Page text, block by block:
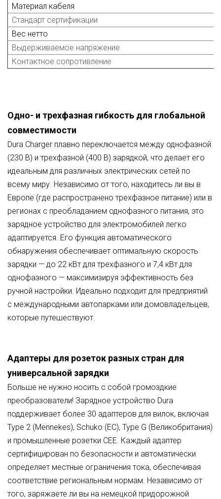
Материал кабеля
Стандарт сертификации
Вес нетто
Выдерживаемое напряжение
Контактное сопротивление
Одно- и трехфазная гибкость для глобальной
совместимости
Dura Charger плавно переключается между однофазной
(230 В) и трехфазной (400 В) зарядкой, что делает его
идеальным для различных электрических сетей по
всему миру. Независимо от того, находитесь ли вы в
Европе (где распространено трехфазное питание) или в
регионах с преобладанием однофазного питания, это
зарядное устройство для электромобилей легко
адаптируется. Его функция автоматического
обнаружения обеспечивает оптимальную скорость
зарядки — до 22 кВт для трехфазного и 7,4 кВт для
однофазного — максимизируя эффективность без
ручной настройки. Идеально подходит для предприятий
с международными автопарками или домовладельцев,
которые путешествуют.
Адаптеры для розеток разных стран для
универсальной зарядки
Больше не нужно носить с собой громоздкие
преобразователи! Зарядное устройство Dura
поддерживает более 30 адаптеров для вилок, включая
Type 2 (Mennekes), Schuko (ЕС), Type G (Великобритания)
и промышленные розетки CEE. Каждый адаптер
сертифицирован по безопасности и автоматически
определяет местные ограничения тока, обеспечивая
соответствие региональным нормам. Независимо от
того, заряжаете ли вы на немецкой придорожной